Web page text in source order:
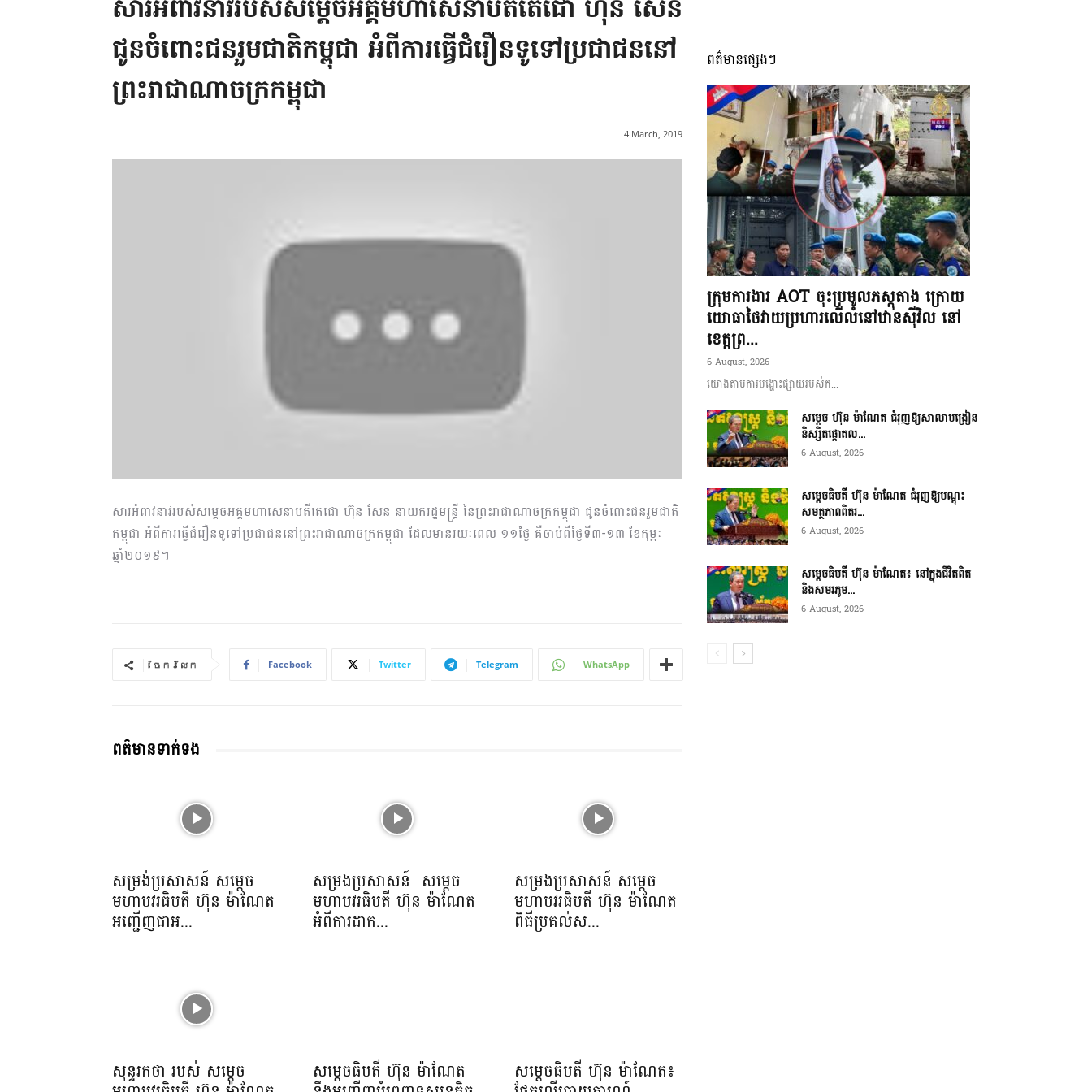
សារអំពាវនាវរបស់សម្តេចអគ្គមហាសេនាបតីតេជោ ហ៊ុន សែន
ជូនចំពោះជនរួមជាតិកម្ពុជា អំពីការធ្វើជំរឿនទូទៅប្រជាជននៅ
ព្រះរាជាណាចក្រកម្ពុជា
4 March, 2019
សារអំពាវនាវរបស់សម្តេចអគ្គមហាសេនាបតីតេជោ ហ៊ុន សែន នាយករដ្ឋមន្ត្រី នៃព្រះរាជាណាចក្រកម្ពុជា ជូនចំពោះជនរួមជាតិ
កម្ពុជា អំពីការធ្វើជំរឿនទូទៅប្រជាជននៅព្រះរាជាណាចក្រកម្ពុជា ដែលមានរយៈពេល ១១ថ្ងៃ គឺចាប់ពីថ្ងៃទី៣-១៣ ខែកុម្ភៈ
ឆ្នាំ២០១៩។
ចែករំលែក Facebook Twitter Telegram WhatsApp
ពត៌មានទាក់ទង
សម្រង់ប្រសាសន៍ សម្ដេច
មហាបវរធិបតី ហ៊ុន ម៉ាណែត
អញ្ជើញជាអ...
សម្រងប្រសាសន៍ សម្ដេច
មហាបវរធិបតី ហ៊ុន ម៉ាណែត
អំពីការដាក...
សម្រងប្រសាសន៍ សម្ដេច
មហាបវរធិបតី ហ៊ុន ម៉ាណែត
ពិធីប្រគល់ស...
សុន្ទរកថា របស់ សម្ដេច សម្តេចធិបតី ហ៊ុន ម៉ាណែត សម្តេចធិបតី ហ៊ុន ម៉ាណែត៖
ពត៌មានផ្សេងៗ
ក្រុមការងារ AOT ចុះប្រមូលភស្តុតាង ក្រោយ
យោធាថៃវាយប្រហារលើលំនៅឋានស៊ីវិល នៅ
ខេត្តព្រ...
6 August, 2026
យោងតាមការបង្ហោះផ្សាយរបស់ក...
សម្តេច ហ៊ុន ម៉ាណែត ជំរុញឱ្យសាលាបង្រៀន
និស្សិតផ្តោតល...
6 August, 2026
សម្តេចធិបតី ហ៊ុន ម៉ាណែត ជំរុញឱ្យបណ្តុះ
សមត្ថភាពពិតរ...
6 August, 2026
សម្តេចធិបតី ហ៊ុន ម៉ាណែត៖ នៅក្នុងជីវិតពិត
និងសមរភូម...
6 August, 2026